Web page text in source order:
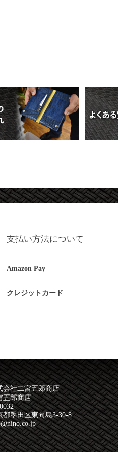
支払い方法について
Amazon Pay
クレジットカード
会社二宮五郎商店
五郎商店
都墨田区東向島3-30-8